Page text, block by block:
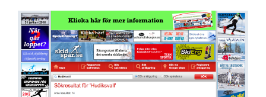
och
uppbyggnad,
baserat på
hur
hemsidan
används.